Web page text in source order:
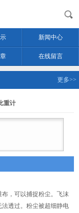
新闻中心
在线留言
更多>>
重计
，可以捕捉粉尘。飞沫
透过。粉尘被超细静电